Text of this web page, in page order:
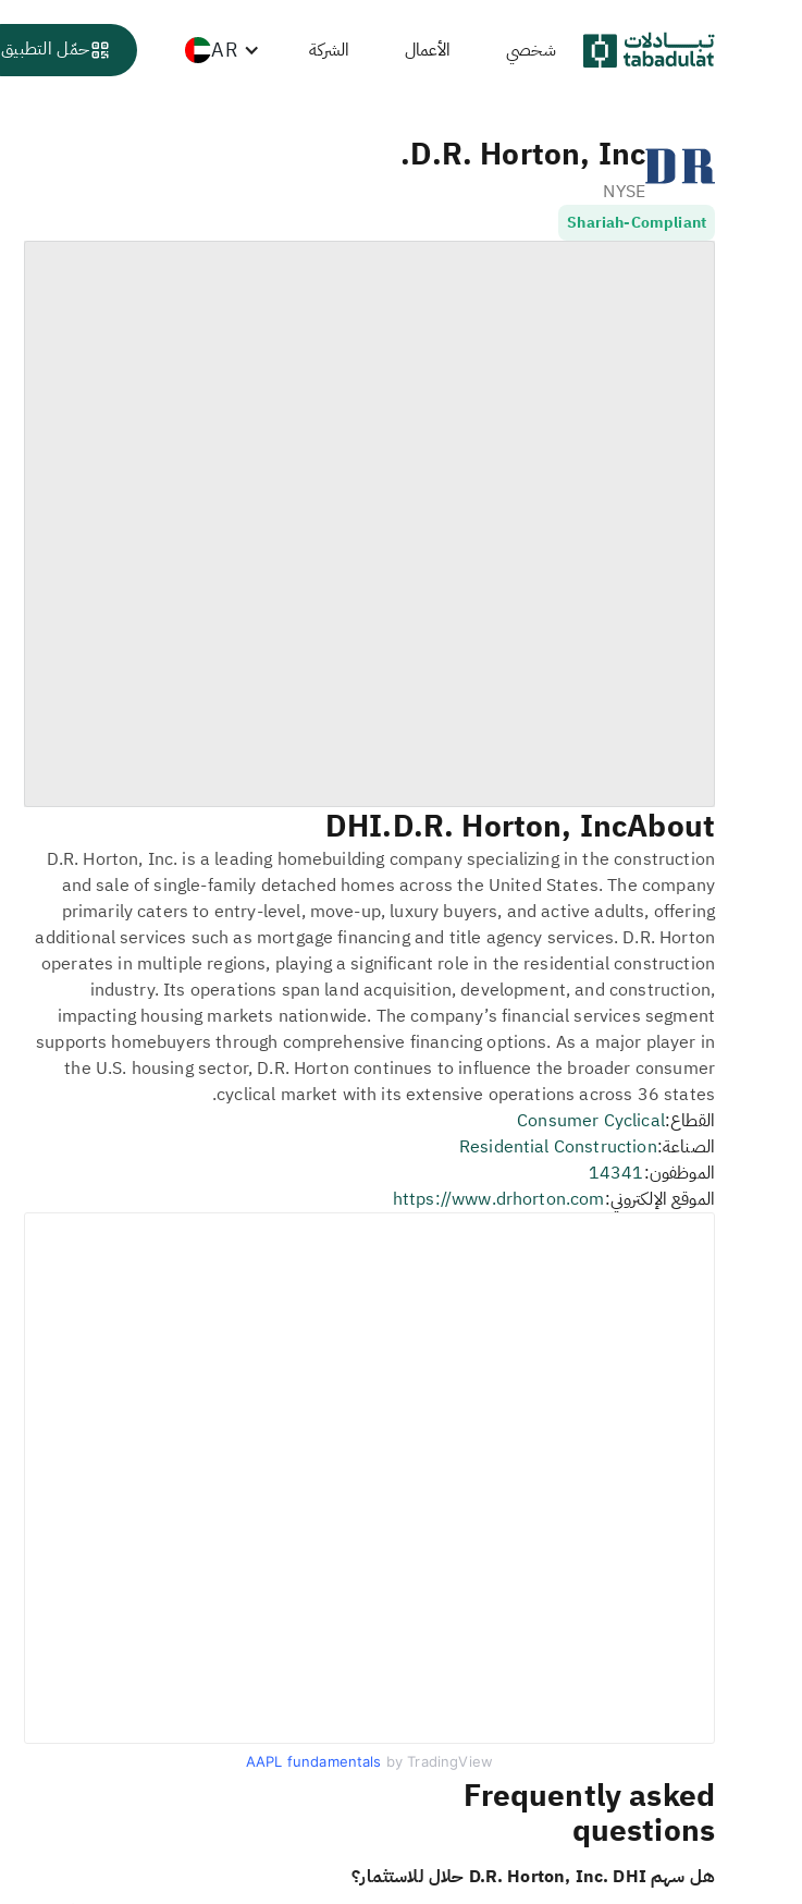
شخصي الأعمال الشركة AR حمّل التطبيق
D.R. Horton, Inc.
NYSE
Shariah-Compliant
About
D.R. Horton, Inc.
DHI
D.R. Horton, Inc. is a leading homebuilding company specializing in the construction
and sale of single-family detached homes across the United States. The company
primarily caters to entry-level, move-up, luxury buyers, and active adults, offering
additional services such as mortgage financing and title agency services. D.R. Horton
operates in multiple regions, playing a significant role in the residential construction
industry. Its operations span land acquisition, development, and construction,
impacting housing markets nationwide. The company’s financial services segment
supports homebuyers through comprehensive financing options. As a major player in
the U.S. housing sector, D.R. Horton continues to influence the broader consumer
cyclical market with its extensive operations across 36 states.
القطاع:Consumer Cyclical
الصناعة:Residential Construction
الموظفون:14341
الموقع الإلكتروني:https://www.drhorton.com
AAPL fundamentals by TradingView
Frequently asked
questions
هل سهم D.R. Horton, Inc. DHI حلال للاستثمار؟